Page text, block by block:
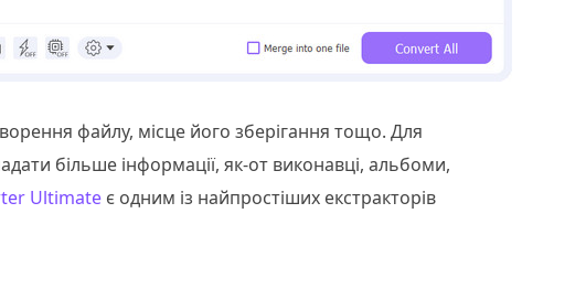
файлу, місце його зберігання тощо. Для
більше інформації, як-от виконавці, альбоми,
Ultimate є одним із найпростіших екстракторів